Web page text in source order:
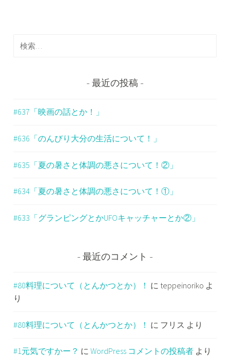
検
索
最近の投稿
#637「映画の話とか！」
#636「のんびり大分の生活について！」
#635「夏の暑さと体調の悪さについて！②」
#634「夏の暑さと体調の悪さについて！①」
#633「グランピングとかUFOキャッチャーとか②」
最近のコメント
#80料理について（とんかつとか）！ に teppeinoriko よ
り
#80料理について（とんかつとか）！ に フリス より
#1元気ですかー？ にWordPress コメントの投稿者 より